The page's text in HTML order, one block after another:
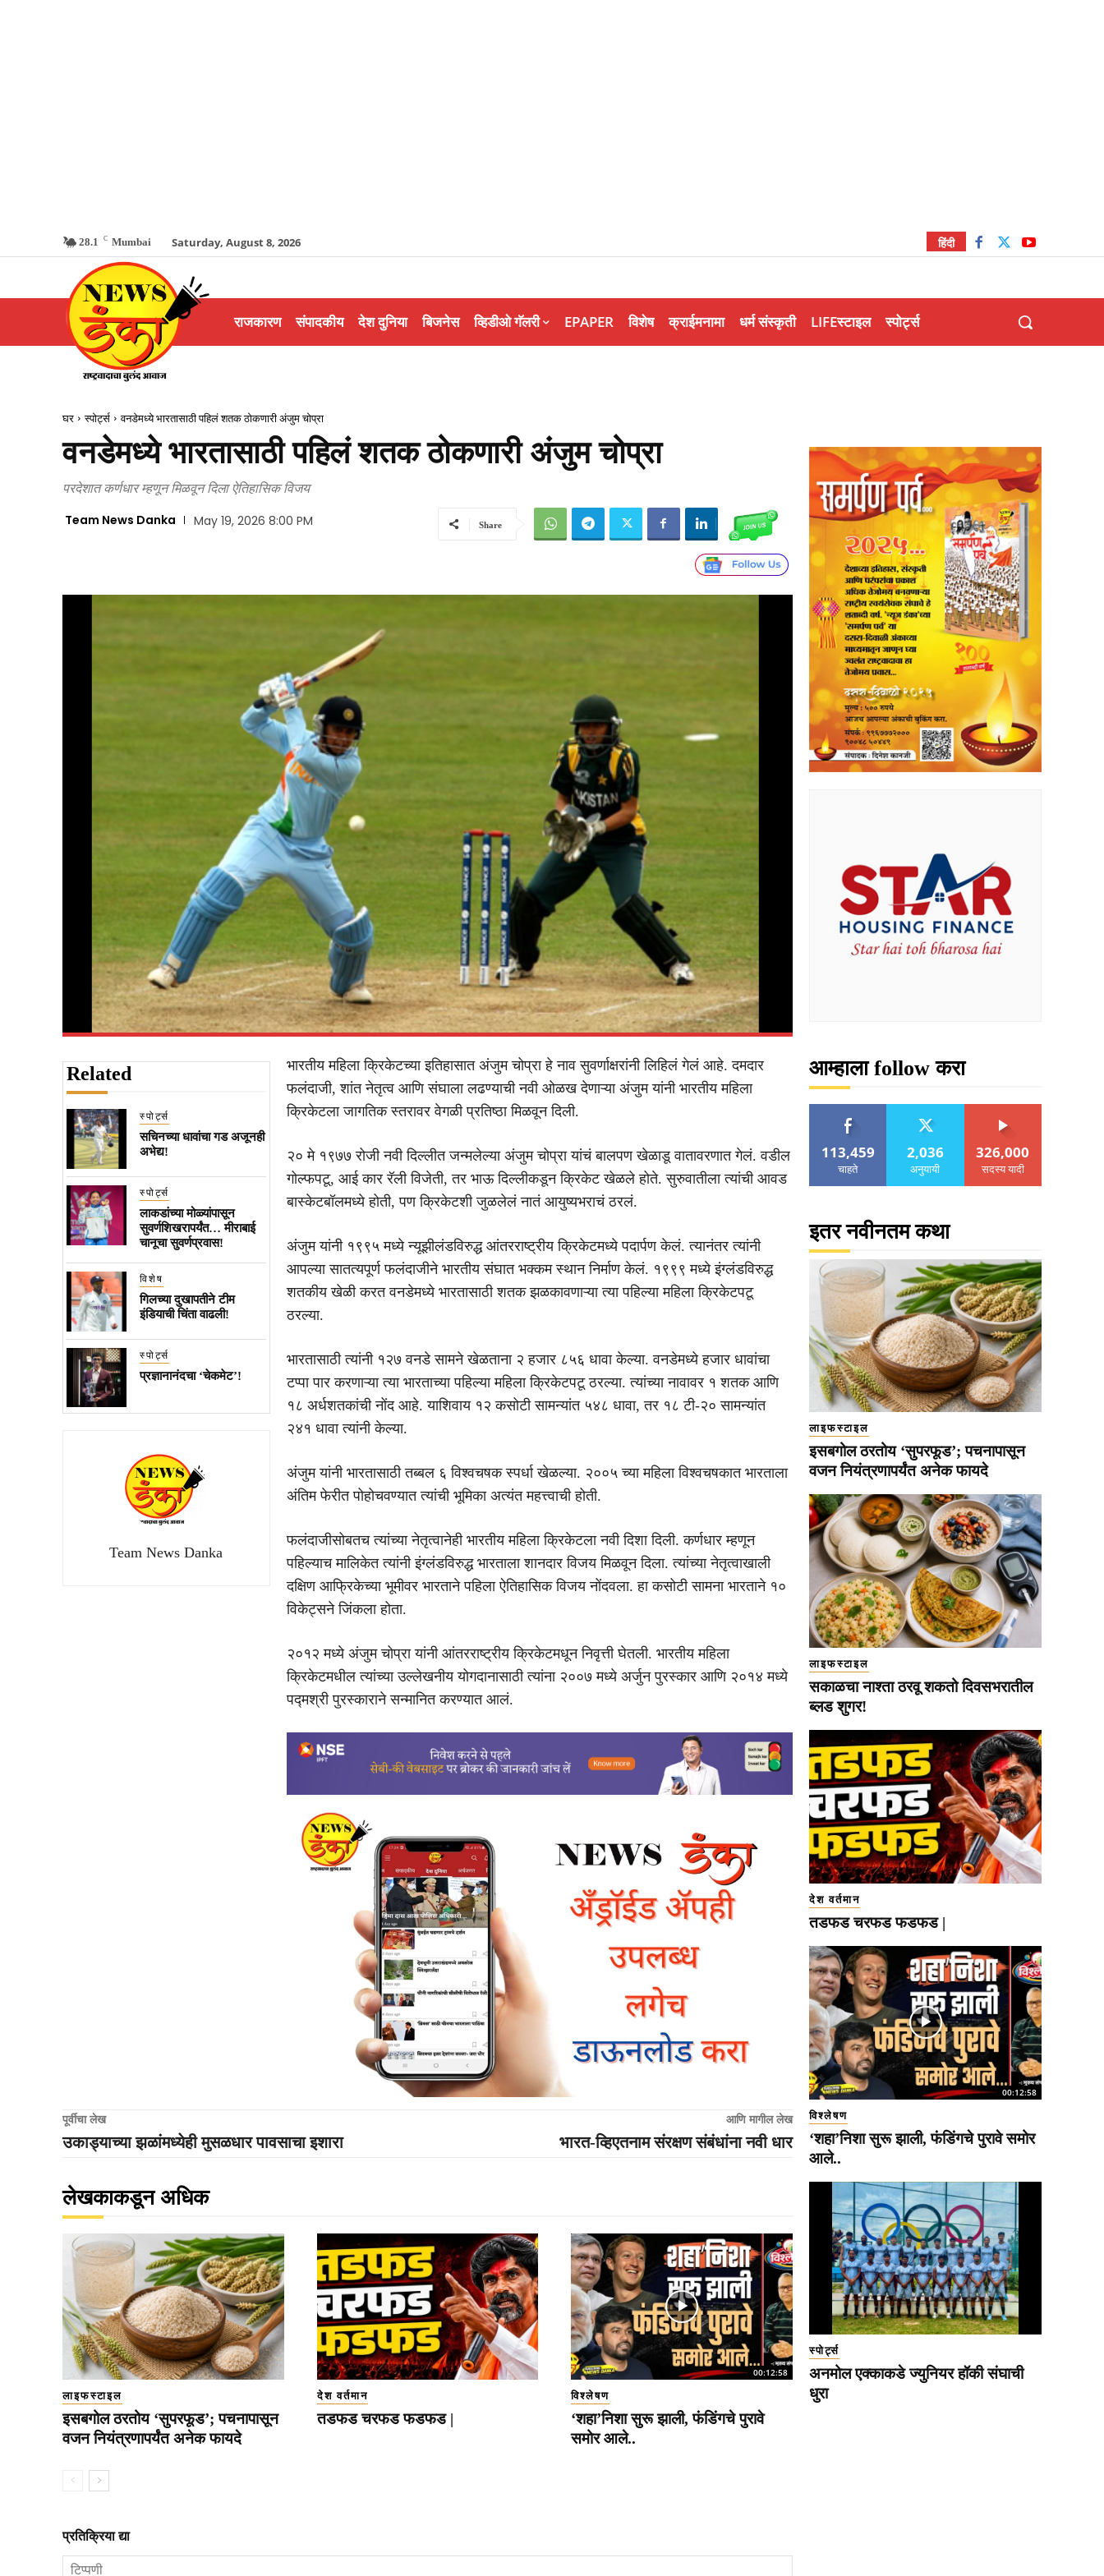
28.1 C Mumbai Saturday, August 8, 2026 हिंदी
राजकारण संपादकीय देश दुनिया बिजनेस व्हिडीओ गॅलरी EPAPER विशेष क्राईमनामा धर्म संस्कृती LIFEस्टाइल स्पोर्ट्स
घर स्पोर्ट्स वनडेमध्ये भारतासाठी पहिलं शतक ठोकणारी अंजुम चोप्रा
वनडेमध्ये भारतासाठी पहिलं शतक ठोकणारी अंजुम चोप्रा
परदेशात कर्णधार म्हणून मिळवून दिला ऐतिहासिक विजय
Team News Danka May 19, 2026 8:00 PM Share
Related
स्पोर्ट्स
सचिनच्या धावांचा गड अजूनही
अभेद्य!
स्पोर्ट्स
लाकडांच्या मोळ्यांपासून
सुवर्णशिखरापर्यंत… मीराबाई
चानूचा सुवर्णप्रवास!
विशेष
गिलच्या दुखापतीने टीम
इंडियाची चिंता वाढली!
स्पोर्ट्स
प्रज्ञानानंदचा ‘चेकमेट’!
Team News Danka
भारतीय महिला क्रिकेटच्या इतिहासात अंजुम चोप्रा हे नाव सुवर्णाक्षरांनी लिहिलं गेलं आहे. दमदार
फलंदाजी, शांत नेतृत्व आणि संघाला लढण्याची नवी ओळख देणाऱ्या अंजुम यांनी भारतीय महिला
क्रिकेटला जागतिक स्तरावर वेगळी प्रतिष्ठा मिळवून दिली.
२० मे १९७७ रोजी नवी दिल्लीत जन्मलेल्या अंजुम चोप्रा यांचं बालपण खेळाडू वातावरणात गेलं. वडील
गोल्फपटू, आई कार रॅली विजेती, तर भाऊ दिल्लीकडून क्रिकेट खेळले होते. सुरुवातीला त्यांची आवड
बास्केटबॉलमध्ये होती, पण क्रिकेटशी जुळलेलं नातं आयुष्यभराचं ठरलं.
अंजुम यांनी १९९५ मध्ये न्यूझीलंडविरुद्ध आंतरराष्ट्रीय क्रिकेटमध्ये पदार्पण केलं. त्यानंतर त्यांनी
आपल्या सातत्यपूर्ण फलंदाजीने भारतीय संघात भक्कम स्थान निर्माण केलं. १९९९ मध्ये इंग्लंडविरुद्ध
शतकीय खेळी करत वनडेमध्ये भारतासाठी शतक झळकावणाऱ्या त्या पहिल्या महिला क्रिकेटपटू
ठरल्या.
भारतासाठी त्यांनी १२७ वनडे सामने खेळताना २ हजार ८५६ धावा केल्या. वनडेमध्ये हजार धावांचा
टप्पा पार करणाऱ्या त्या भारताच्या पहिल्या महिला क्रिकेटपटू ठरल्या. त्यांच्या नावावर १ शतक आणि
१८ अर्धशतकांची नोंद आहे. याशिवाय १२ कसोटी सामन्यांत ५४८ धावा, तर १८ टी-२० सामन्यांत
२४१ धावा त्यांनी केल्या.
अंजुम यांनी भारतासाठी तब्बल ६ विश्वचषक स्पर्धा खेळल्या. २००५ च्या महिला विश्वचषकात भारताला
अंतिम फेरीत पोहोचवण्यात त्यांची भूमिका अत्यंत महत्त्वाची होती.
फलंदाजीसोबतच त्यांच्या नेतृत्वानेही भारतीय महिला क्रिकेटला नवी दिशा दिली. कर्णधार म्हणून
पहिल्याच मालिकेत त्यांनी इंग्लंडविरुद्ध भारताला शानदार विजय मिळवून दिला. त्यांच्या नेतृत्वाखाली
दक्षिण आफ्रिकेच्या भूमीवर भारताने पहिला ऐतिहासिक विजय नोंदवला. हा कसोटी सामना भारताने १०
विकेट्सने जिंकला होता.
२०१२ मध्ये अंजुम चोप्रा यांनी आंतरराष्ट्रीय क्रिकेटमधून निवृत्ती घेतली. भारतीय महिला
क्रिकेटमधील त्यांच्या उल्लेखनीय योगदानासाठी त्यांना २००७ मध्ये अर्जुन पुरस्कार आणि २०१४ मध्ये
पद्मश्री पुरस्काराने सन्मानित करण्यात आलं.
पूर्वीचा लेख
उकाड्याच्या झळांमध्येही मुसळधार पावसाचा इशारा
आणि मागील लेख
भारत-व्हिएतनाम संरक्षण संबंधांना नवी धार
लेखकाकडून अधिक
लाइफस्टाइल
इसबगोल ठरतोय ‘सुपरफूड’; पचनापासून
वजन नियंत्रणापर्यंत अनेक फायदे
देश वर्तमान
तडफड चरफड फडफड |
00:12:58
विश्लेषण
‘शहा’निशा सुरू झाली, फंडिंगचे पुरावे
समोर आले..
प्रतिक्रिया द्या
आम्हाला follow करा
113,459
चाहते
2,036
अनुयायी
326,000
सदस्य यादी
इतर नवीनतम कथा
लाइफस्टाइल
इसबगोल ठरतोय ‘सुपरफूड’; पचनापासून
वजन नियंत्रणापर्यंत अनेक फायदे
लाइफस्टाइल
सकाळचा नाश्ता ठरवू शकतो दिवसभरातील
ब्लड शुगर!
देश वर्तमान
तडफड चरफड फडफड |
00:12:58
विश्लेषण
‘शहा’निशा सुरू झाली, फंडिंगचे पुरावे समोर
आले..
स्पोर्ट्स
अनमोल एक्काकडे ज्युनियर हॉकी संघाची
धुरा